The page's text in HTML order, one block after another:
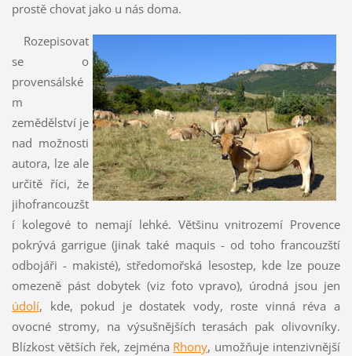
prostě chovat jako u nás doma.
Rozepisovat
se o
provensálské
m
zemědělství je
nad možnosti
autora, lze ale
určitě říci, že
jihofrancouzšt
í kolegové to nemají lehké. Většinu vnitrozemí Provence
pokrývá garrigue (jinak také maquis - od toho francouzští
odbojáři - makisté), středomořská lesostep, kde lze pouze
omezeně pást dobytek (viz foto vpravo), úrodná jsou jen
údolí, kde, pokud je dostatek vody, roste vinná réva a
ovocné stromy, na výsušnějších terasách pak olivovníky.
Blízkost větších řek, zejména Rhony, umožňuje intenzivnější